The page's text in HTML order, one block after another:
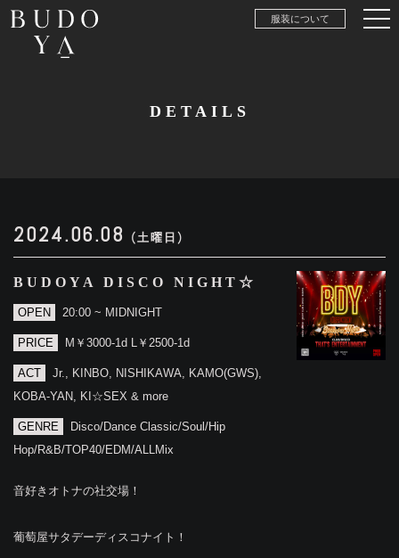
服装について
DETAILS
2024.06.08 (土曜日)
BUDOYA DISCO NIGHT☆
OPEN 20:00 ~ MIDNIGHT
PRICE M￥3000-1d L￥2500-1d
ACT
Jr., KINBO, NISHIKAWA, KAMO(GWS),
KOBA-YAN, KI☆SEX & more
GENRE
Disco/Dance Classic/Soul/Hip
Hop/R&B/TOP40/EDM/ALLMix
音好きオトナの社交場！
葡萄屋サタデーディスコナイト！